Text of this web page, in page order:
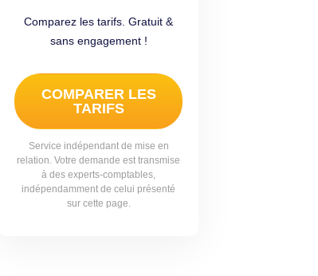
Comparez les tarifs. Gratuit &
sans engagement !
COMPARER LES
TARIFS
Service indépendant de mise en
relation. Votre demande est transmise
à des experts-comptables,
indépendamment de celui présenté
sur cette page.